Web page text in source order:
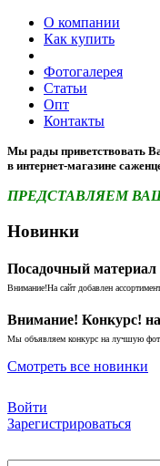
О компании
Как купить
Фотогалерея
Статьи
Опт
Контакты
Мы рады приветствовать
в интернет-магазине
ПРЕДСТАВЛЯЕМ
Новинки
Посадочный материал
Внимание!На сайт добавлен
Внимание! Конкурс!
Мы объявляем конкурс на лучшую
Смотреть все новинки
Войти
Зарегистрироваться